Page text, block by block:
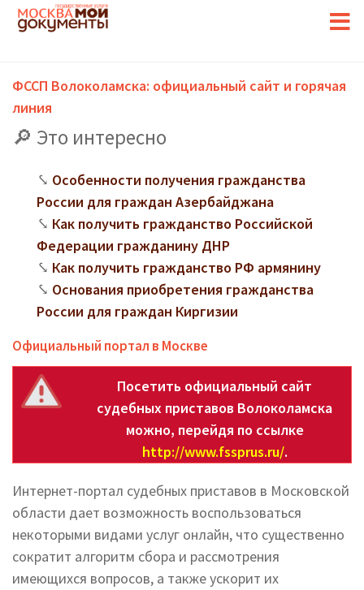
ФССП Волоколамска: официальный сайт и горячая
линия
Это интересно
Особенности получения гражданства
России для граждан Азербайджана
Как получить гражданство Российской
Федерации гражданину ДНР
Как получить гражданство РФ армянину
Основания приобретения гражданства
России для граждан Киргизии
Официальный портал в Москве
Посетить официальный сайт
судебных приставов Волоколамска
можно, перейдя по ссылке
http://www.fssprus.ru/.
Интернет-портал судебных приставов в Московской
области дает возможность воспользоваться
некоторыми видами услуг онлайн, что существенно
сократит алгоритм сбора и рассмотрения
имеющихся вопросов, а также ускорит их